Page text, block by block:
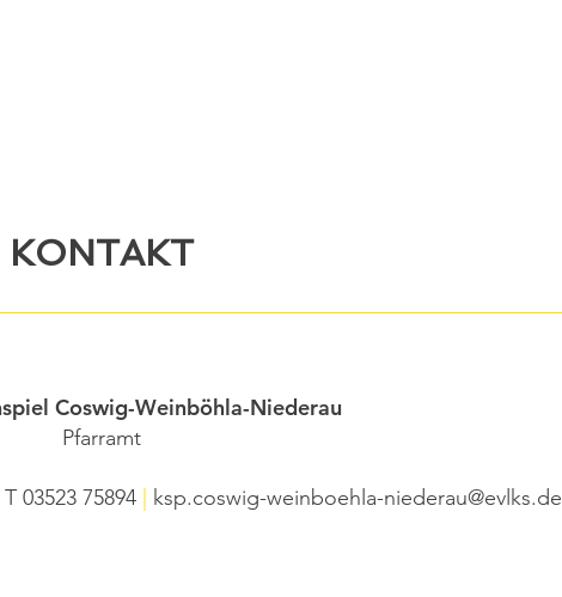
KONTAKT
Coswig-Weinböhla-Niederau
Pfarramt
T 03523 75894 ksp.coswig-weinboehla-niederau@evlks.de